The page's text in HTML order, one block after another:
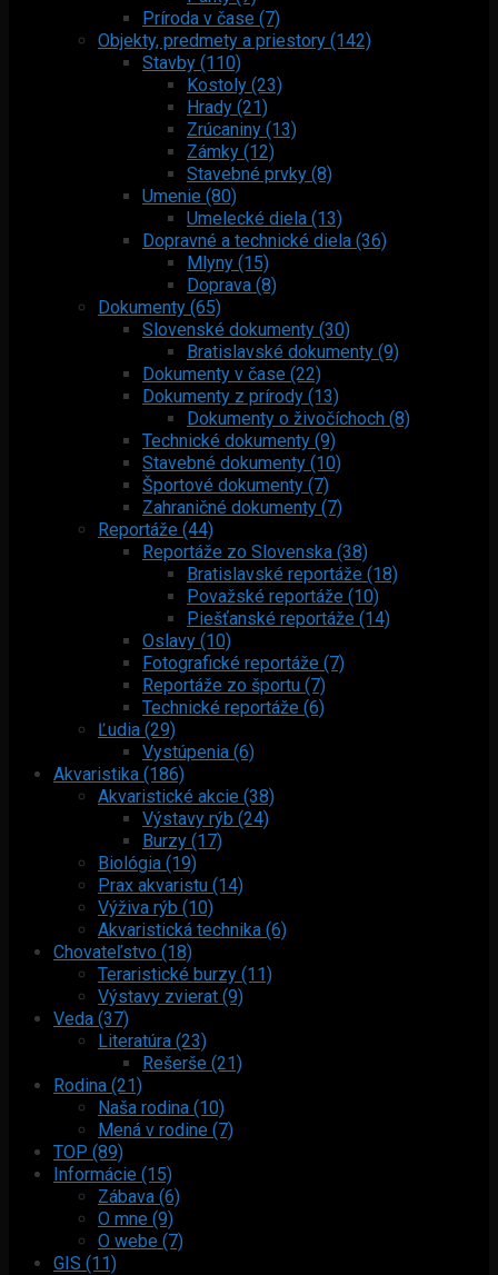
Príroda v čase (7)
Objekty, predmety a priestory (142)
Stavby (110)
Kostoly (23)
Hrady (21)
Zrúcaniny (13)
Zámky (12)
Stavebné prvky (8)
Umenie (80)
Umelecké diela (13)
Dopravné a technické diela (36)
Mlyny (15)
Doprava (8)
Dokumenty (65)
Slovenské dokumenty (30)
Bratislavské dokumenty (9)
Dokumenty v čase (22)
Dokumenty z prírody (13)
Dokumenty o živočíchoch (8)
Technické dokumenty (9)
Stavebné dokumenty (10)
Športové dokumenty (7)
Zahraničné dokumenty (7)
Reportáže (44)
Reportáže zo Slovenska (38)
Bratislavské reportáže (18)
Považské reportáže (10)
Piešťanské reportáže (14)
Oslavy (10)
Fotografické reportáže (7)
Reportáže zo športu (7)
Technické reportáže (6)
Ľudia (29)
Vystúpenia (6)
Akvaristika (186)
Akvaristické akcie (38)
Výstavy rýb (24)
Burzy (17)
Biológia (19)
Prax akvaristu (14)
Výživa rýb (10)
Akvaristická technika (6)
Chovateľstvo (18)
Teraristické burzy (11)
Výstavy zvierat (9)
Veda (37)
Literatúra (23)
Rešerše (21)
Rodina (21)
Naša rodina (10)
Mená v rodine (7)
TOP (89)
Informácie (15)
Zábava (6)
O mne (9)
O webe (7)
GIS (11)